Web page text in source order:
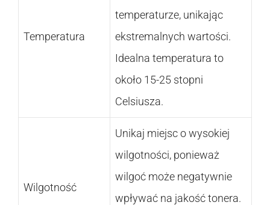
Temperatura
temperaturze, unikając
ekstremalnych wartości.
Idealna temperatura to
około 15-25 stopni
Celsiusza.
Wilgotność
Unikaj miejsc o wysokiej
wilgotności, ponieważ
wilgoć może negatywnie
wpływać na jakość tonera.